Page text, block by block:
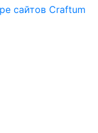
сайтов Craftum